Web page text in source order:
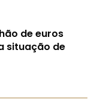
de euros
situação de